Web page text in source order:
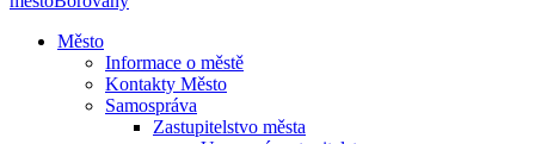
Město
Informace o městě
Kontakty Město
Samospráva
Zastupitelstvo města